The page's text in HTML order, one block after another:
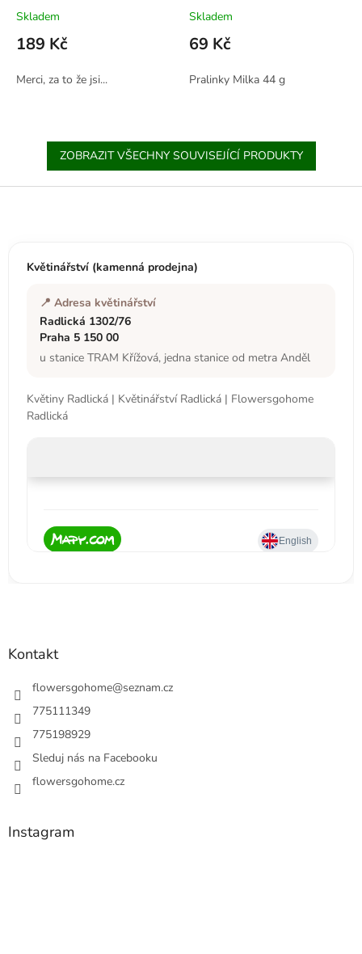
Skladem
189 Kč
Merci, za to že jsi...
Skladem
69 Kč
Pralinky Milka 44 g
ZOBRAZIT VŠECHNY SOUVISEJÍCÍ PRODUKTY
Z
Květinářství (kamenná prodejna)
📍 Adresa květinářství
Radlická 1302/76
Praha 5 150 00
u stanice TRAM Křížová, jedna stanice od metra Anděl
Květiny Radlická | Květinářství Radlická | Flowersgohome
Radlická
Kontakt
flowersgohome@seznam.cz
775111349
775198929
Sleduj nás na Facebooku
flowersgohome.cz
Instagram